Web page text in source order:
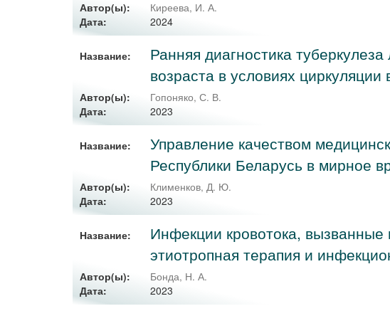
Автор(ы):
Киреева, И. А.
Дата:
2024
Название:
Ранняя диагностика
возраста в условиях циркуляции
Автор(ы):
Гопоняко, С. В.
Дата:
2023
Название:
Управление качеством
Республики Беларусь в мирное
Автор(ы):
Клименков, Д. Ю.
Дата:
2023
Название:
Инфекции кровотока,
этиотропная терапия и
Автор(ы):
Бонда, Н. А.
Дата:
2023